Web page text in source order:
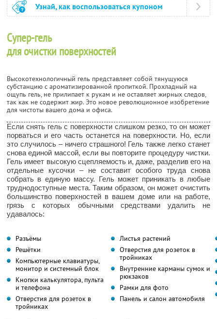
Узнай, как воспользоваться купоном
Супер-гель
для очистки поверхностей
Высокотехнологичный гель представляет собой тянущуюся
субстанцию с ароматизированной пропиткой. Прохладный на
ощупь гель, не прилипает к рукам и не оставляет жирных следов,
так как не содержит жир. Это новое революционное изобретение
для чистоты вашего дома и офиса.
Если снять гель с поверхности слишком резко, то он может
порваться и его часть останется на поверхности. Но, если
это случилось – ничего страшного! Гель также легко станет
снова единой массой, если вы повторите процедуру чистки.
Гель имеет высокую сцепляемость и, даже, разделив его на
отдельные кусочки – не составит особого труда снова
собрать в единую массу. Гель может приникать в любые
труднодоступные места. Таким образом, он может очистить
большинство поверхностей в вашем доме или на работе,
грязь с которых обычными средствами удалить не
удавалось:
Разъёмы
Решётки
Компьютерные клавиатуры,
монитор и системный блок
Кнопки калькулятора, пульта
и телефона
Отверстия для розеток в
тройниках
Листья растений
Отверстия для розеток в
тройниках
Внутренние карманы сумок и
рюкзаков
Рамки для фото
Панель и салон автомобиля